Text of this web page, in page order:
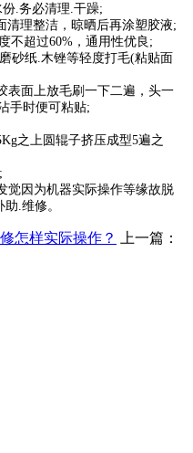
.务必清理.干躁;
清理整洁，晾晒后再涂塑胶液;
不超过60%，通用性优良;
砂纸.木锉等轻度打毛(粘贴面
表面上放毛刷一下二遍，头一
手时便可粘贴;
之上圆辊子挤压成型5遍之
觉因为机器实际操作等缘故脱
.维修。
怎样实际操作？
上一篇：